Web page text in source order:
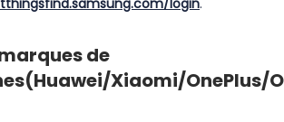
login.
de
Xiaomi/OnePlus/